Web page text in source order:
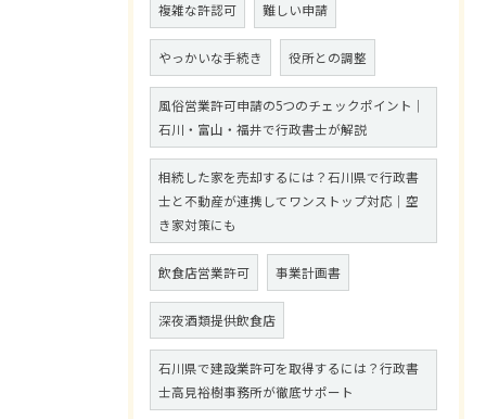
複雑な許認可 難しい申請
やっかいな手続き 役所との調整
風俗営業許可申請の5つのチェックポイント｜
石川・富山・福井で行政書士が解説
相続した家を売却するには？石川県で行政書
士と不動産が連携してワンストップ対応｜空
き家対策にも
飲食店営業許可 事業計画書
深夜酒類提供飲食店
石川県で建設業許可を取得するには？行政書
士高見裕樹事務所が徹底サポート